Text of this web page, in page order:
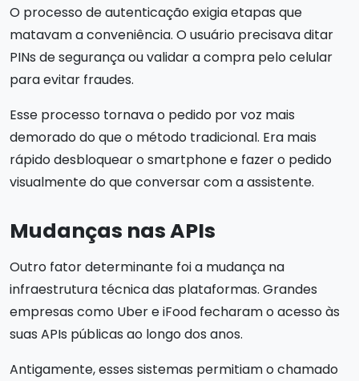
O processo de autenticação exigia etapas que
matavam a conveniência. O usuário precisava ditar
PINs de segurança ou validar a compra pelo celular
para evitar fraudes.
Esse processo tornava o pedido por voz mais
demorado do que o método tradicional. Era mais
rápido desbloquear o smartphone e fazer o pedido
visualmente do que conversar com a assistente.
Mudanças nas APIs
Outro fator determinante foi a mudança na
infraestrutura técnica das plataformas. Grandes
empresas como Uber e iFood fecharam o acesso às
suas APIs públicas ao longo dos anos.
Antigamente, esses sistemas permitiam o chamado